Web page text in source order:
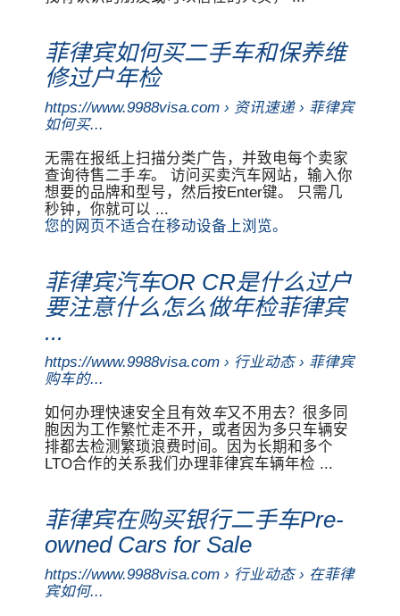
菲律宾如何买二手车和保养维
修过户年检
https://www.9988visa.com › 资讯速递 › 菲律宾
如何买...
无需在报纸上扫描分类广告，并致电每个卖家
查询待售二手车。 访问买卖汽车网站，输入你
想要的品牌和型号，然后按Enter键。 只需几
秒钟，你就可以 ...
您的网页不适合在移动设备上浏览。
菲律宾汽车OR CR是什么过户
要注意什么怎么做年检菲律宾
...
https://www.9988visa.com › 行业动态 › 菲律宾
购车的...
如何办理快速安全且有效车又不用去？很多同
胞因为工作繁忙走不开，或者因为多只车辆安
排都去检测繁琐浪费时间。因为长期和多个
LTO合作的关系我们办理菲律宾车辆年检 ...
菲律宾在购买银行二手车Pre-
owned Cars for Sale
https://www.9988visa.com › 行业动态 › 在菲律
宾如何...